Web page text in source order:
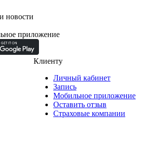
новости
приложение
Клиенту
Личный кабинет
Запись
Мобильное приложение
Оставить отзыв
Страховые компании